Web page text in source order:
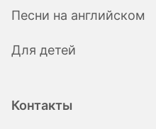
Песни на английском
Для детей
Контакты